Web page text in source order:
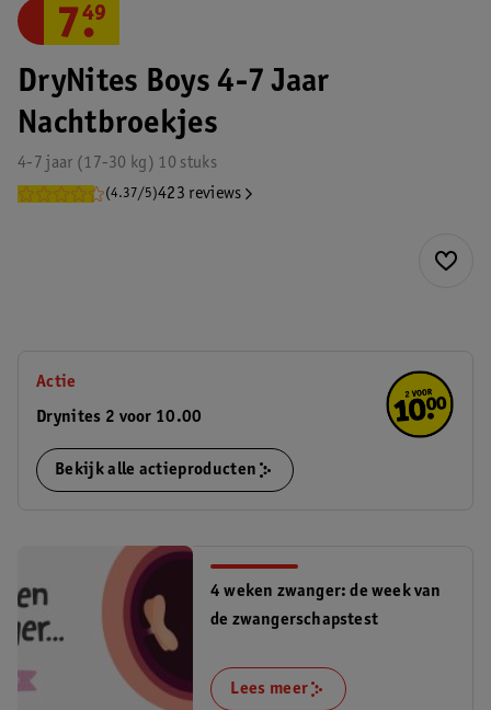
DryNites Boys 4-7 Jaar
Nachtbroekjes
4-7 jaar (17-30 kg) 10 stuks
(4.37/5)423 reviews
7.
49
Actie
Drynites 2 voor 10.00
Bekijk alle actieproducten
4 weken zwanger: de week van
de zwangerschapstest
Lees meer